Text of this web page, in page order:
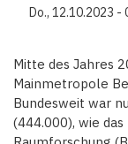
Do., 12.10.2023 -
Mitte des Jahres
Mainmetropole
Bundesweit war
(444.000), wie